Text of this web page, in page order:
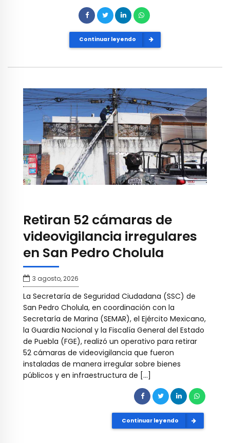
Continuar leyendo
Retiran 52 cámaras de
videovigilancia irregulares
en San Pedro Cholula
3 agosto, 2026
La Secretaría de Seguridad Ciudadana (SSC) de
San Pedro Cholula, en coordinación con la
Secretaría de Marina (SEMAR), el Ejército Mexicano,
la Guardia Nacional y la Fiscalía General del Estado
de Puebla (FGE), realizó un operativo para retirar
52 cámaras de videovigilancia que fueron
instaladas de manera irregular sobre bienes
públicos y en infraestructura de […]
Continuar leyendo